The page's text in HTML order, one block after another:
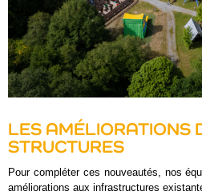
LES AMÉLIORATIONS
STRUCTURES
Pour compléter ces nouveautés, nos
améliorations aux infrastructures